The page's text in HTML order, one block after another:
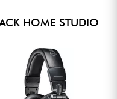
HOME STUDIO